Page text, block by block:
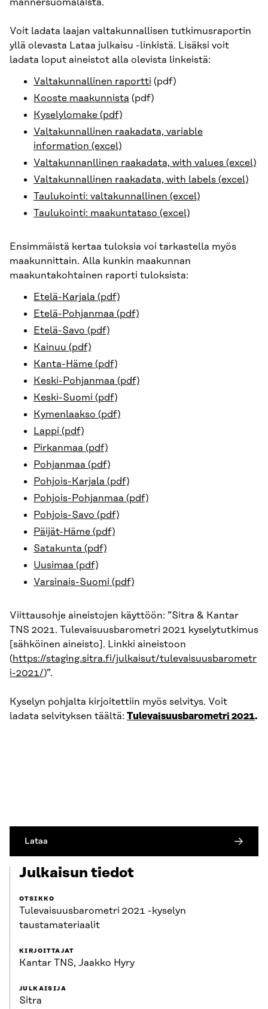
mannersuomalaista.
Voit ladata laajan valtakunnallisen tutkimusraportin
yllä olevasta Lataa julkaisu -linkistä. Lisäksi voit
ladata loput aineistot alla olevista linkeistä:
Valtakunnallinen raportti (pdf)
Kooste maakunnista (pdf)
Kyselylomake (pdf)
Valtakunnallinen raakadata, variable
information (excel)
Valtakunnanllinen raakadata, with values (excel)
Valtakunnallinen raakadata, with labels (excel)
Taulukointi: valtakunnallinen (excel)
Taulukointi: maakuntataso (excel)
Ensimmäistä kertaa tuloksia voi tarkastella myös
maakunnittain. Alla kunkin maakunnan
maakuntakohtainen raporti tuloksista:
Etelä-Karjala (pdf)
Etelä-Pohjanmaa (pdf)
Etelä-Savo (pdf)
Kainuu (pdf)
Kanta-Häme (pdf)
Keski-Pohjanmaa (pdf)
Keski-Suomi (pdf)
Kymenlaakso (pdf)
Lappi (pdf)
Pirkanmaa (pdf)
Pohjanmaa (pdf)
Pohjois-Karjala (pdf)
Pohjois-Pohjanmaa (pdf)
Pohjois-Savo (pdf)
Päijät-Häme (pdf)
Satakunta (pdf)
Uusimaa (pdf)
Varsinais-Suomi (pdf)
Viittausohje aineistojen käyttöön: ”Sitra & Kantar
TNS 2021. Tulevaisuusbarometri 2021 kyselytutkimus
[sähköinen aineisto]. Linkki aineistoon
(https://staging.sitra.fi/julkaisut/tulevaisuusbarometr
i-2021/)”.
Kyselyn pohjalta kirjoitettiin myös selvitys. Voit
ladata selvityksen täältä: Tulevaisuusbarometri 2021.
Lataa
Julkaisun tiedot
OTSIKKO
Tulevaisuusbarometri 2021 -kyselyn
taustamateriaalit
KIRJOITTAJAT
Kantar TNS, Jaakko Hyry
JULKAISIJA
Sitra